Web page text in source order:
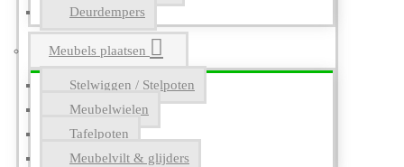
Deurdempers
Meubels plaatsen
Stelwiggen / Stelpoten
Meubelwielen
Tafelpoten
Meubelvilt & glijders